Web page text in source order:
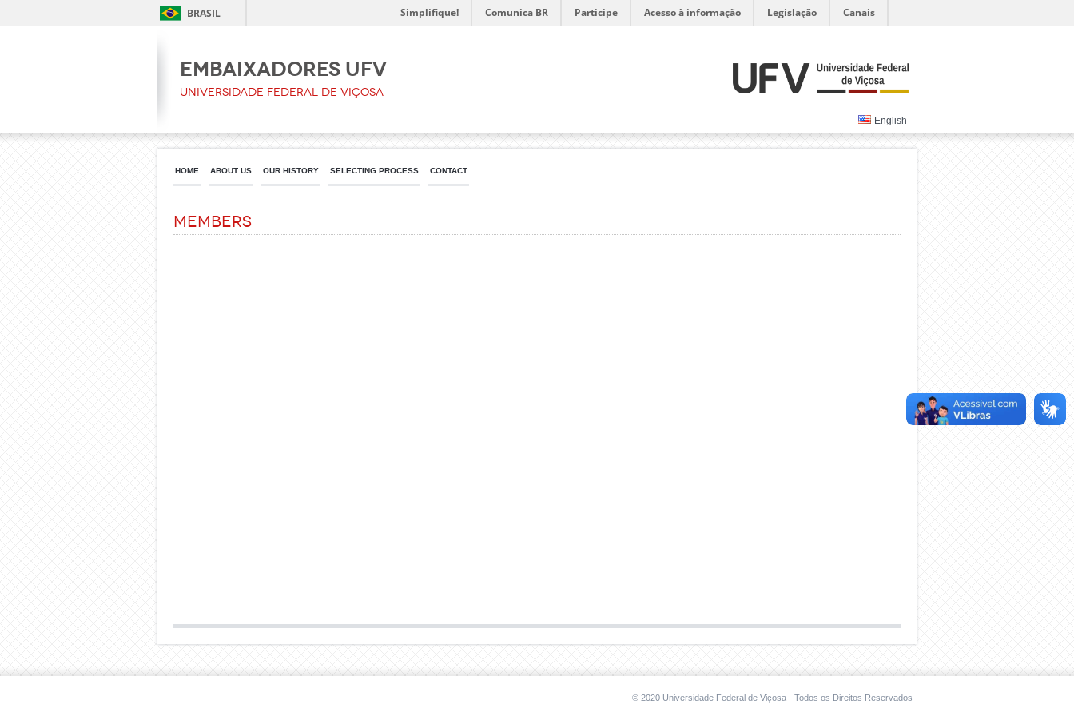
BRASIL Simplifique! Comunica BR Participe Acesso à informação Legislação Canais
Embaixadores UFV
Universidade Federal de Viçosa
English
HOME ABOUT US OUR HISTORY SELECTING PROCESS CONTACT
Members
© 2020 Universidade Federal de Viçosa - Todos os Direitos Reservados